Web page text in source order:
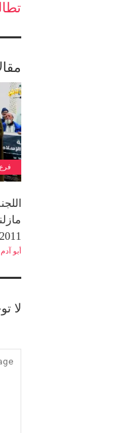
2011 ...
أبو
لا